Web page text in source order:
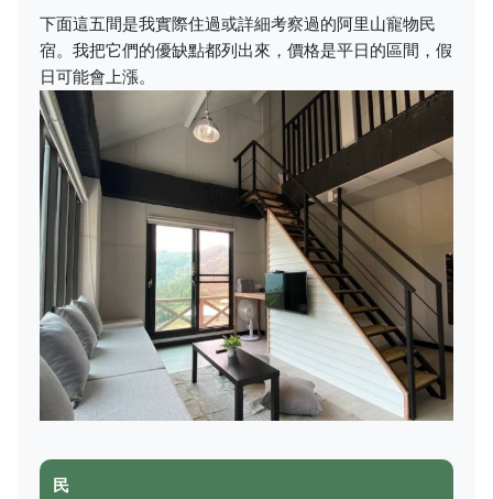
下面這五間是我實際住過或詳細考察過的阿里山寵物民
宿。我把它們的優缺點都列出來，價格是平日的區間，假
日可能會上漲。
民